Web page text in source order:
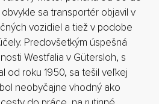
sa transportér objavil v
vozidiel a tiež v podobe
Predovšetkým úspešná
Westfalia v Gütersloh, s
od roku 1950, sa tešil veľkej
neobyčajne vhodný ako